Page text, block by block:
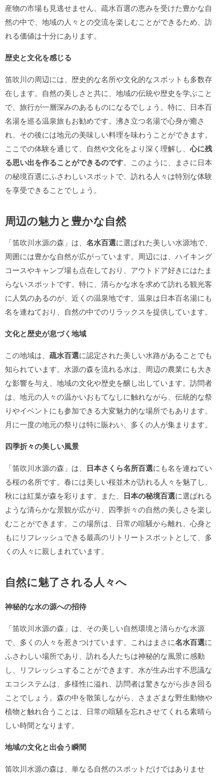
産物の市場も見逃せません。疏水百選の恵みを受けた豊かな自
然の中で、地域の人々との交流を楽しむことができるため、訪
れる価値は十分にあります。
歴史と文化を感じる
笛吹川の周辺には、歴史的な名所や文化的なスポットも多数存
在します。自然の美しさと共に、地域の伝統や歴史を学ぶこと
で、旅行が一層深みのあるものになるでしょう。特に、日本百
名湯を巡る温泉旅もお勧めです。沸き立つ名湯で心身が癒さ
れ、その後には地元の美味しい料理を味わうことができます。
ここでの体験を通じて、自然や文化をより深く理解し、心に残
る思い出を作ることができるのです。このように、まさに日本
の秘境百選にふさわしいスポットで、訪れる人々は特別な体験
を享受できることでしょう。
周辺の魅力と豊かな自然
「笛吹川水源の森」は、 名水百選に選ばれた美しい水源地で、
周囲には豊かな自然が広がっています。周辺には、ハイキング
コースやキャンプ場も点在しており、アウトドア好きにはたま
らないスポットです。特に、清らかな水を求めて訪れる観光客
に人気のあるのが、近くの温泉地です。温泉は日本百名湯にも
名を連ねており、自然の中でのリラックスを提供しています。
文化と歴史が息づく地域
この地域は、 疏水百選に認定された美しい水路があることでも
知られています。水源の森を流れる水は、周辺の農業にも大き
な影響を与え、地域の文化や歴史を醸し出しています。訪問者
は、地元の人々の温かいおもてなしに触れながら、伝統的な祭
りやイベントにも参加できる大変魅力的な場所でもあります。
月に一度の地元の祭りは特に賑わい、多くの人が集まります。
四季折々の美しい風景
「笛吹川水源の森」は、 日本さくら名所百選にも名を連ねてい
る桜の名所です。春には美しい桜並木が訪れる人々を魅了し、
秋には紅葉が森を彩ります。また、 日本の秘境百選に選ばれる
ような清らかな景観が広がり、四季折々の自然の美しさを楽し
むことができます。この場所は、日常の喧騒から離れ、心身と
もにリフレッシュできる最高のリトリートスポットとして、多
くの人々に親しまれています。
自然に魅了される人々へ
神秘的な水の源への招待
「笛吹川水源の森」は、その美しい自然環境と清らかな水源
で、多くの人々を惹きつけています。これはまさに名水百選に
ふさわしい場所であり、訪れる人たちは神秘的な風景に感動
し、リフレッシュすることができます。水が生み出す不思議な
エコシステムは、多様性に溢れ、訪問者は驚きながら歩き回る
ことでしょう。森の中を散策しながら、さまざまな野生動物や
植物と触れ合うことは、日常の喧騒を忘れさせてくれる素晴ら
しい時間となります。
地域の文化と出会う瞬間
笛吹川水源の森は、単なる自然のスポットだけではありませ